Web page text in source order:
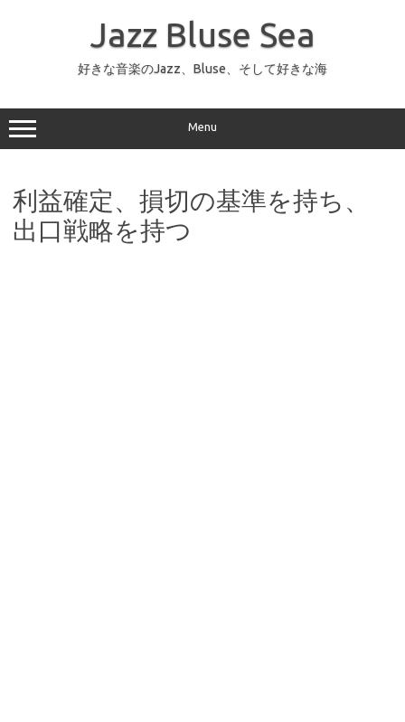
ッ
プ
Jazz Bluse Sea
好きな音楽のJazz、Bluse、そして好きな海
Menu
利益確定、損切の基準を持ち、
出口戦略を持つ